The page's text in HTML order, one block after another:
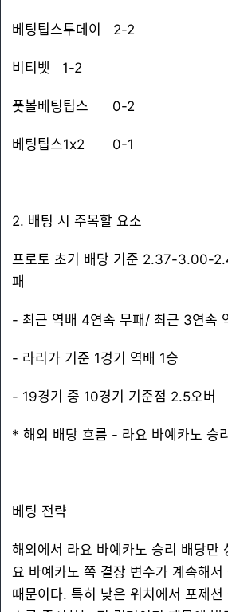
베팅팁스투데이 2-2
비티벳 1-2
풋볼베팅팁스 0-2
베팅팁스1x2 0-1
2. 배팅 시 주목할 요소
프로토 초기 배당 기준 2.37-3.00-
패
- 최근 역배 4연속 무패/ 최근 3연속
- 라리가 기준 1경기 역배 1승
- 19경기 중 10경기 기준점 2.5오버
* 해외 배당 흐름 - 라요 바예카노 승
베팅 전략
해외에서 라요 바예카노 승리 배당만
요 바예카노 쪽 결장 변수가 계속해서
때문이다. 특히 낮은 위치에서 포제